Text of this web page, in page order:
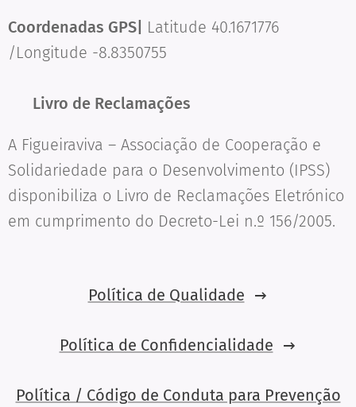
Coordenadas GPS| Latitude 40.1671776
/Longitude -8.8350755
Livro de Reclamações
A Figueiraviva – Associação de Cooperação e
Solidariedade para o Desenvolvimento (IPSS)
disponibiliza o Livro de Reclamações Eletrónico
em cumprimento do Decreto-Lei n.º 156/2005.
Política de Qualidade
Política de Confidencialidade
Política / Código de Conduta para Prevenção